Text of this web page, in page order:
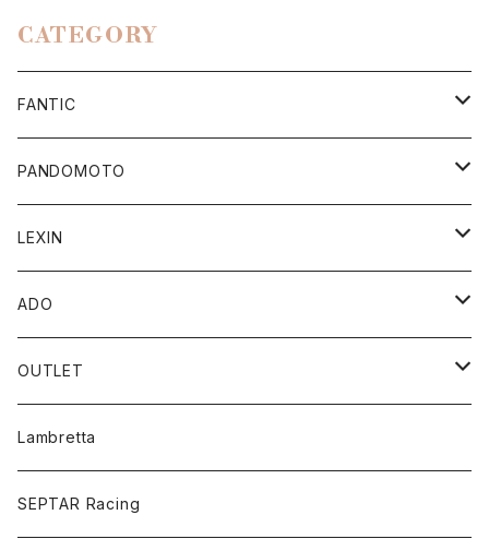
CATEGORY
FANTIC
Apparel/Goods
Accessory Parts
CABALLERO
ENDURO/MOTARD
e-Bike
SpeedFun
PANDOMOTO
ジャケット
MEN
WOMEN
トップス
パンツ
MEN
WOMEN
アンダーウエア
MEN
プロテクター
LEXIN
Bluetoothスピーカー
ポータブルスピーカー
バイク用スピーカー
ポータブル電動空気入れ
バイク用Bluetoothインカム
ADO
電動アシスト自転車
折り畳み
Folding Bike
eBike
型式認定
OUTLET
TCX オフロードブーツ
Lambretta
SEPTAR Racing